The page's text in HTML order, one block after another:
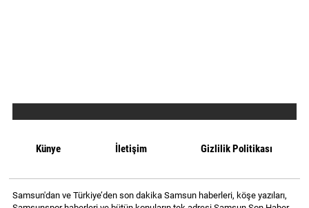
Künye İletişim Gizlilik Politikası
Samsun'dan ve Türkiye’den son dakika Samsun haberleri, köşe yazıları,